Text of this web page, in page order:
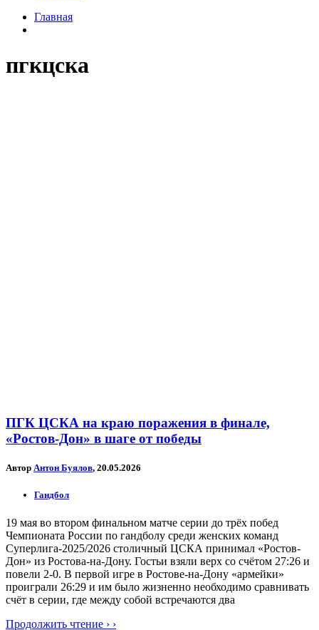
Главная
пгкцска
ПГК ЦСКА на краю поражения в финале,
«Ростов-Дон» в шаге от победы
Автор Антон Буялов, 20.05.2026
Гандбол
19 мая во втором финальном матче серии до трёх побед
Чемпионата России по гандболу среди женских команд
Суперлига-2025/2026 столичный ЦСКА принимал «Ростов-
Дон» из Ростова-на-Дону. Гостьи взяли верх со счётом 27:26 и
повели 2-0. В первой игре в Ростове-на-Дону «армейки»
проиграли 26:29 и им было жизненно необходимо сравнивать
счёт в серии, где между собой встречаются два
Продолжить чтение › ›